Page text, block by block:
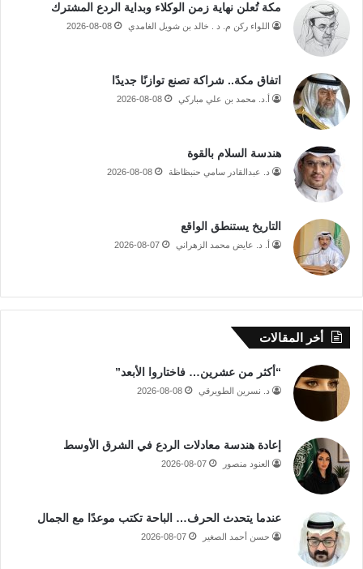
مكة تُعلن نهاية زمن الوكلاء وبداية الردع المشترك
اللواء ركن م. د . خالد بن شويل الغامدي 2026-08-08
اتفاق مكة.. شراكة تصنع توازنًا جديدًا
أ.د. محمد بن علي مباركي 2026-08-08
هندسة السلام بالقوة
د. عبدالقادر سامي حنبظاظة 2026-08-08
التاريخ يستنطق الواقع
أ. د. عايض محمد الزهراني 2026-08-07
أخر المقالات
“أكثر من عشرين… فاختاروا الأبعد”
د. نسرين الطويرقي 2026-08-08
إعادة هندسة معادلات الردع في الشرق الأوسط
العنود منصور 2026-08-07
عندما يتحدث الحرف… الباحة تكتب موعدًا مع الجمال
حسن أحمد الصغير 2026-08-07